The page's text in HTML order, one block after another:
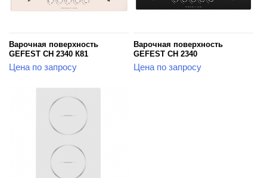
Варочная поверхность
GEFEST СН 2340 К81
Цена по запросу
Варочная поверхность
GEFEST СН 2340
Цена по запросу